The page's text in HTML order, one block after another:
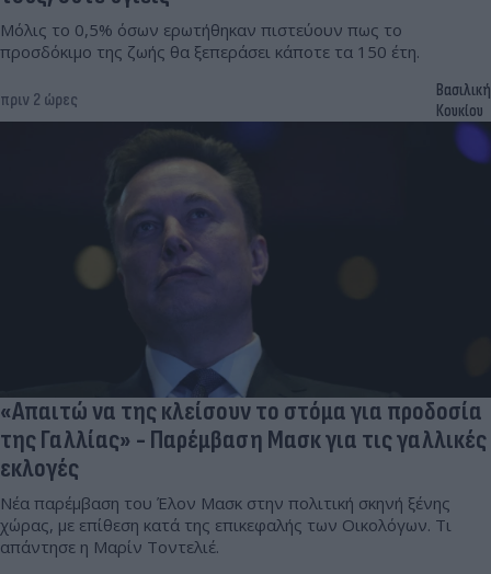
Μόλις το 0,5% όσων ερωτήθηκαν πιστεύουν πως το
προσδόκιμο της ζωής θα ξεπεράσει κάποτε τα 150 έτη.
πριν 2 ώρες
Βασιλική
Κουκίου
«Απαιτώ να της κλείσουν το στόμα για προδοσία
της Γαλλίας» - Παρέμβαση Μασκ για τις γαλλικές
εκλογές
Νέα παρέμβαση του Έλον Μασκ στην πολιτική σκηνή ξένης
χώρας, με επίθεση κατά της επικεφαλής των Οικολόγων. Τι
απάντησε η Μαρίν Τοντελιέ.